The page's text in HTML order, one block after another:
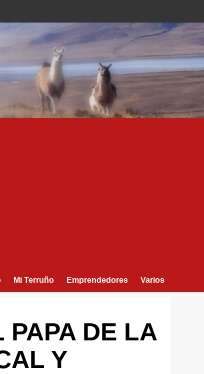
Mi Terruño Emprendedores Varios
PAPA DE LA
Y